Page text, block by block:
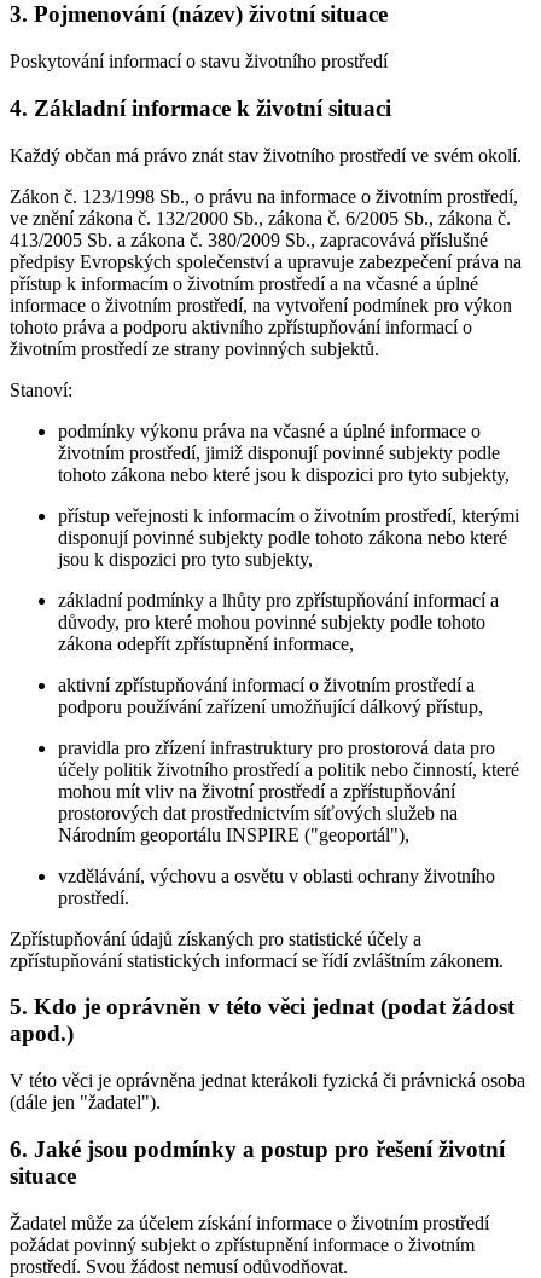
3. Pojmenování (název) životní situace
Poskytování informací o stavu životního prostředí
4. Základní informace k životní situaci
Každý občan má právo znát stav životního prostředí ve svém okolí.
Zákon č. 123/1998 Sb., o právu na informace o životním prostředí,
ve znění zákona č. 132/2000 Sb., zákona č. 6/2005 Sb., zákona č.
413/2005 Sb. a zákona č. 380/2009 Sb., zapracovává příslušné
předpisy Evropských společenství a upravuje zabezpečení práva na
přístup k informacím o životním prostředí a na včasné a úplné
informace o životním prostředí, na vytvoření podmínek pro výkon
tohoto práva a podporu aktivního zpřístupňování informací o
životním prostředí ze strany povinných subjektů.
Stanoví:
podmínky výkonu práva na včasné a úplné informace o
životním prostředí, jimiž disponují povinné subjekty podle
tohoto zákona nebo které jsou k dispozici pro tyto subjekty,
přístup veřejnosti k informacím o životním prostředí, kterými
disponují povinné subjekty podle tohoto zákona nebo které
jsou k dispozici pro tyto subjekty,
základní podmínky a lhůty pro zpřístupňování informací a
důvody, pro které mohou povinné subjekty podle tohoto
zákona odepřít zpřístupnění informace,
aktivní zpřístupňování informací o životním prostředí a
podporu používání zařízení umožňující dálkový přístup,
pravidla pro zřízení infrastruktury pro prostorová data pro
účely politik životního prostředí a politik nebo činností, které
mohou mít vliv na životní prostředí a zpřístupňování
prostorových dat prostřednictvím síťových služeb na
Národním geoportálu INSPIRE ("geoportál"),
vzdělávání, výchovu a osvětu v oblasti ochrany životního
prostředí.
Zpřístupňování údajů získaných pro statistické účely a
zpřístupňování statistických informací se řídí zvláštním zákonem.
5. Kdo je oprávněn v této věci jednat (podat žádost
apod.)
V této věci je oprávněna jednat kterákoli fyzická či právnická osoba
(dále jen "žadatel").
6. Jaké jsou podmínky a postup pro řešení životní
situace
Žadatel může za účelem získání informace o životním prostředí
požádat povinný subjekt o zpřístupnění informace o životním
prostředí. Svou žádost nemusí odůvodňovat.